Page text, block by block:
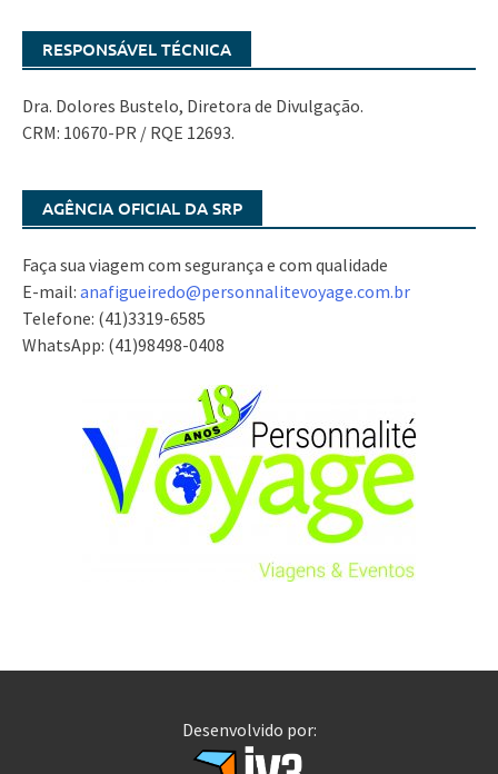
RESPONSÁVEL TÉCNICA
Dra. Dolores Bustelo, Diretora de Divulgação.
CRM: 10670-PR / RQE 12693.
AGÊNCIA OFICIAL DA SRP
Faça sua viagem com segurança e com qualidade
E-mail: anafigueiredo@personnalitevoyage.com.br
Telefone: (41)3319-6585
WhatsApp: (41)98498-0408
Desenvolvido por: